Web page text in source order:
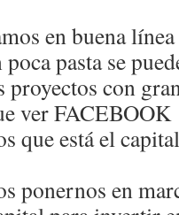
en buena línea
pasta se
proyectos con
ver FACEBOOK
que está el
ponernos en